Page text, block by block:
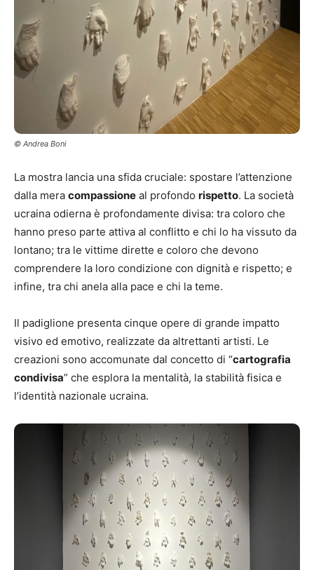
© Andrea Boni
La mostra lancia una sfida cruciale: spostare l’attenzione
dalla mera compassione al profondo rispetto. La società
ucraina odierna è profondamente divisa: tra coloro che
hanno preso parte attiva al conflitto e chi lo ha vissuto da
lontano; tra le vittime dirette e coloro che devono
comprendere la loro condizione con dignità e rispetto; e
infine, tra chi anela alla pace e chi la teme.
Il padiglione presenta cinque opere di grande impatto
visivo ed emotivo, realizzate da altrettanti artisti. Le
creazioni sono accomunate dal concetto di “cartografia
condivisa” che esplora la mentalità, la stabilità fisica e
l’identità nazionale ucraina.